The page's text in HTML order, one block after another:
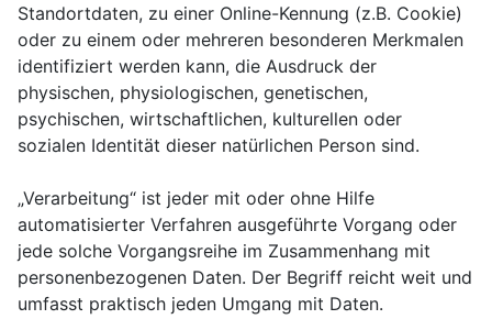
Standortdaten, zu einer Online-Kennung (z.B. Cookie)
oder zu einem oder mehreren besonderen Merkmalen
identifiziert werden kann, die Ausdruck der
physischen, physiologischen, genetischen,
psychischen, wirtschaftlichen, kulturellen oder
sozialen Identität dieser natürlichen Person sind.
„Verarbeitung“ ist jeder mit oder ohne Hilfe
automatisierter Verfahren ausgeführte Vorgang oder
jede solche Vorgangsreihe im Zusammenhang mit
personenbezogenen Daten. Der Begriff reicht weit und
umfasst praktisch jeden Umgang mit Daten.